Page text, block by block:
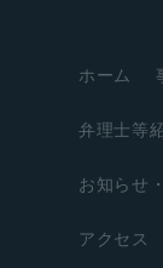
ホーム
弁理士等
お知らせ
アクセス